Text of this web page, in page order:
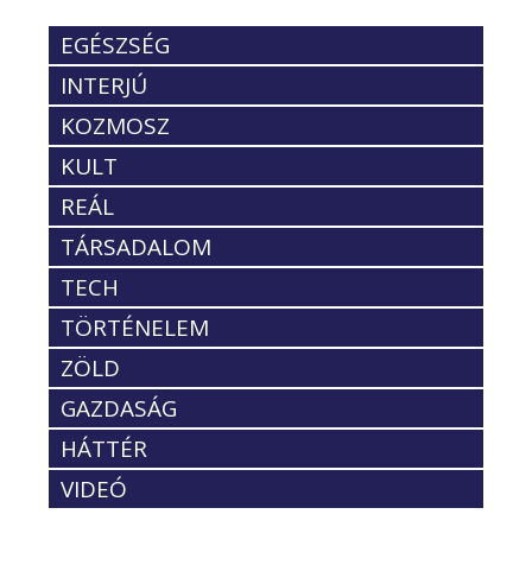
EGÉSZSÉG
INTERJÚ
KOZMOSZ
KULT
REÁL
TÁRSADALOM
TECH
TÖRTÉNELEM
ZÖLD
GAZDASÁG
HÁTTÉR
VIDEÓ